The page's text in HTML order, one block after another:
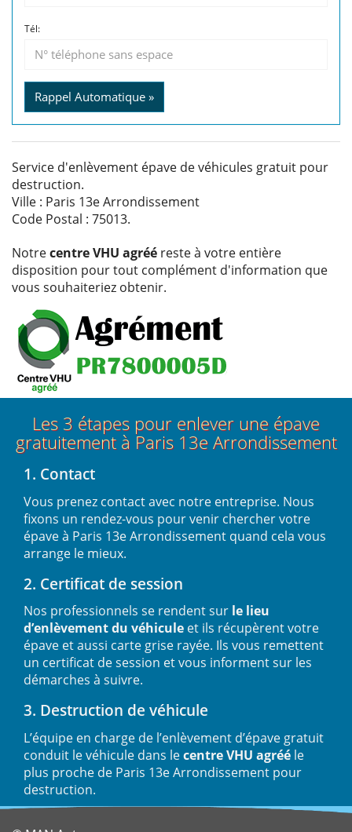
Tél:
Rappel Automatique »
Service d'enlèvement épave de véhicules gratuit pour
destruction.
Ville : Paris 13e Arrondissement
Code Postal : 75013.
Notrecentre VHU agréé reste à votre entière
disposition pour tout complément d'information que
vous souhaiteriez obtenir.
Les 3 étapes pour enlever une épave
gratuitement à Paris 13e Arrondissement
1. Contact
Vous prenez contact avec notre entreprise. Nous
fixons un rendez-vous pour venir chercher votre
épave à Paris 13e Arrondissement quand cela vous
arrange le mieux.
2. Certificat de session
Nos professionnels se rendent sur le lieu
d’enlèvement du véhicule et ils récupèrent votre
épave et aussi carte grise rayée. Ils vous remettent
un certificat de session et vous informent sur les
démarches à suivre.
3. Destruction de véhicule
L’équipe en charge de l’enlèvement d’épave gratuit
conduit le véhicule dans lecentre VHU agréé le
plus proche de Paris 13e Arrondissement pour
destruction.